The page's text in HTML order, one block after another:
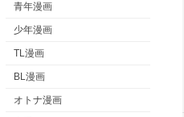
青年漫画
少年漫画
TL漫画
BL漫画
オトナ漫画